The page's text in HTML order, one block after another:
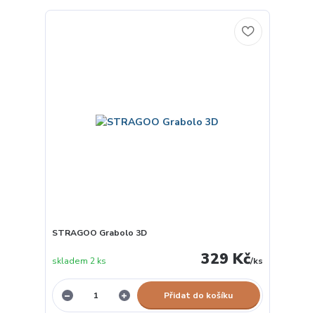
STRAGOO Grabolo 3D
329 Kč/ks
skladem 2 ks
Přidat do košíku